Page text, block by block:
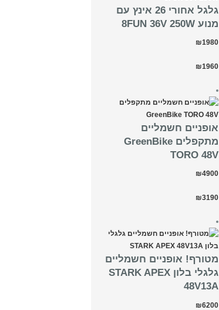
גלגל אחורי 26 אינץ עם
מנוע 8FUN 36V 250W
₪1980
₪1960
אופניים חשמליים
מתקפלים GreenBike
TORO 48V
₪4900
₪3190
מטורף! אופניים חשמליים
גלגלי בלון STARK APEX
48V13A
₪6200